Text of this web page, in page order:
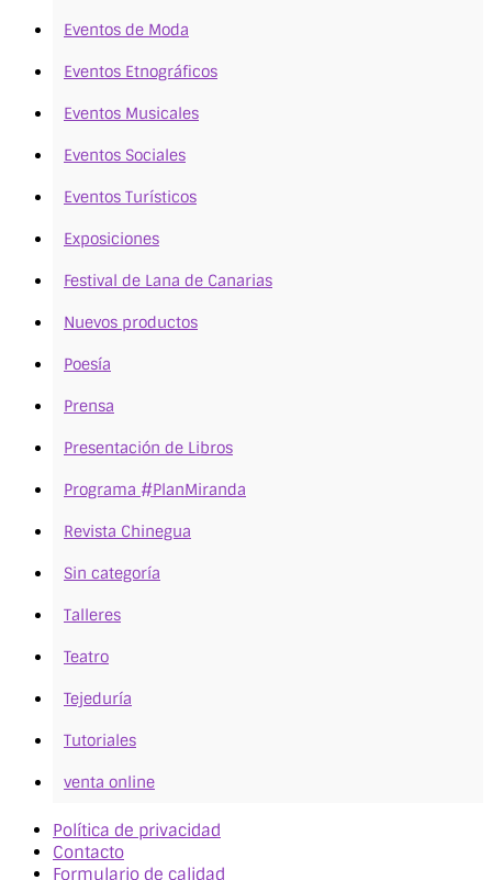
Eventos de Moda
Eventos Etnográficos
Eventos Musicales
Eventos Sociales
Eventos Turísticos
Exposiciones
Festival de Lana de Canarias
Nuevos productos
Poesía
Prensa
Presentación de Libros
Programa #PlanMiranda
Revista Chinegua
Sin categoría
Talleres
Teatro
Tejeduría
Tutoriales
venta online
Política de privacidad
Contacto
Formulario de calidad